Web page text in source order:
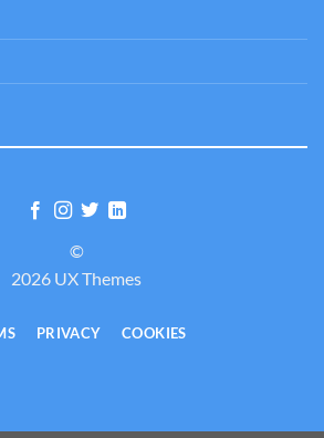
©
2026 UX Themes
PRIVACY COOKIES